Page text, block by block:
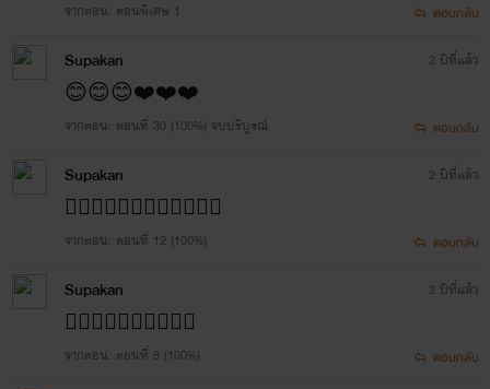
จากตอน: ตอนพิเศษ 1 ตอบกลับ
Supakan
😊😊😊❤️❤️❤️
จากตอน: ตอนที่ 30 (100%) จบบริบูรณ์
2 ปีที่แล้ว
ตอบกลับ
Supakan
👍🏽👍🏾👍🏻✌🏻✌🏽✌🏽
จากตอน: ตอนที่ 12 (100%)
2 ปีที่แล้ว
ตอบกลับ
Supakan
👍🏻👍🏾👍🏽😄😄😊😊
จากตอน: ตอนที่ 8 (100%)
2 ปีที่แล้ว
ตอบกลับ